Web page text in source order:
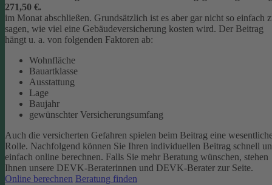
271,50 €.
im Monat abschließen. Grundsätzlich ist es aber gar nicht so einfach
sagen, wie viel eine Gebäudeversicherung kosten wird. Der Beitrag
hängt u. a. von folgenden Faktoren ab:
Wohnfläche
Bauartklasse
Ausstattung
Lage
Baujahr
gewünschter Versicherungsumfang
Auch die versicherten Gefahren spielen beim Beitrag eine
Rolle. Nachfolgend können Sie Ihren individuellen Beitrag schnell
einfach online berechnen. Falls Sie mehr Beratung wünschen, stehen
Ihnen unsere DEVK-Beraterinnen und DEVK-Berater zur Seite.
Online berechnen Beratung finden